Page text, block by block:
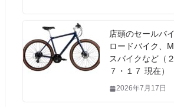
店頭のセールバ
ロードバイク、
スバイクなど（
７・１７ 現在）
2026年7月17日